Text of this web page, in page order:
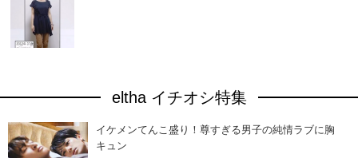
eltha イチオシ特集
イケメンてんこ盛り！尊すぎる男子の純情ラブに胸
キュン